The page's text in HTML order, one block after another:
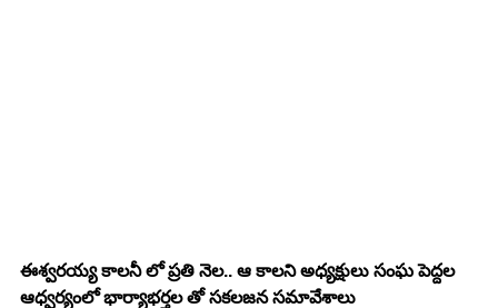
ఈశ్వరయ్య కాలనీ లో ప్రతి నెల.. ఆ కాలని అధ్యక్షులు సంఘ పెద్దల
ఆధ్వర్యంలో భార్యాభర్తల తో సకలజన సమావేశాలు